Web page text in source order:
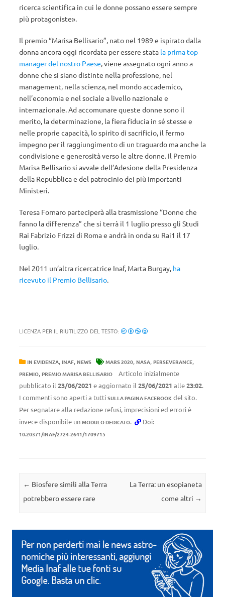
ricerca scientifica in cui le donne possano essere sempre
più protagoniste».
Il premio “Marisa Bellisario”, nato nel 1989 e ispirato dalla
donna ancora oggi ricordata per essere stata la prima top
manager del nostro Paese, viene assegnato ogni anno a
donne che si siano distinte nella professione, nel
management, nella scienza, nel mondo accademico,
nell’economia e nel sociale a livello nazionale e
internazionale. Ad accomunare queste donne sono il
merito, la determinazione, la fiera fiducia in sé stesse e
nelle proprie capacità, lo spirito di sacrificio, il fermo
impegno per il raggiungimento di un traguardo ma anche la
condivisione e generosità verso le altre donne. Il Premio
Marisa Bellisario si avvale dell’Adesione della Presidenza
della Repubblica e del patrocinio dei più importanti
Ministeri.
Teresa Fornaro parteciperà alla trasmissione “Donne che
fanno la differenza” che si terrà il 1 luglio presso gli Studi
Rai Fabrizio Frizzi di Roma e andrà in onda su Rai1 il 17
luglio.
Nel 2011 un’altra ricercatrice Inaf, Marta Burgay, ha
ricevuto il Premio Bellisario.
LICENZA PER IL RIUTILIZZO DEL TESTO:
IN EVIDENZA, INAF, NEWS MARS 2020, NASA, PERSEVERANCE,
PREMIO, PREMIO MARISA BELLISARIO
Articolo inizialmente
pubblicato il 23/06/2021 e aggiornato il 25/06/2021 alle23:02.
I commenti sono aperti a tutti SULLA PAGINA FACEBOOK del sito.
Per segnalare alla redazione refusi, imprecisioni ed errori è
invece disponibile un MODULO DEDICATO. Doi:
10.20371/INAF/2724-2641/1709715
Navigazione articolo
← Biosfere simili alla Terra
potrebbero essere rare
La Terra: un esopianeta
come altri →